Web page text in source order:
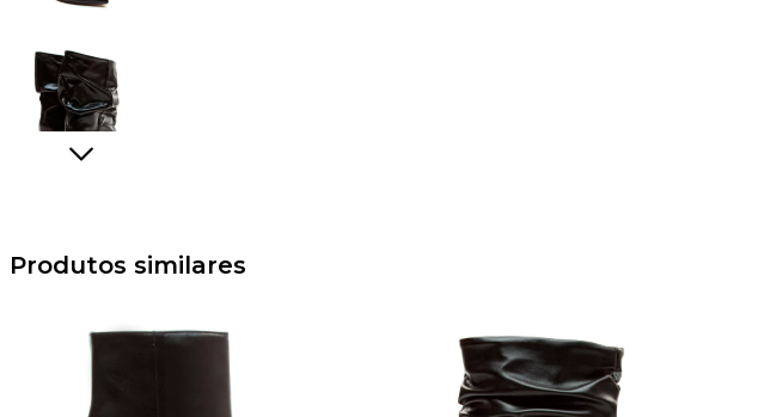
Produtos similares